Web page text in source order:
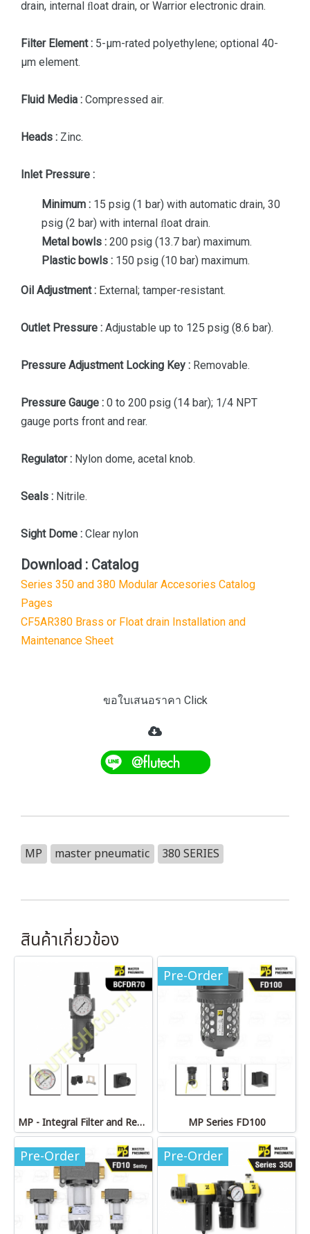
drain, internal ﬂoat drain, or Warrior electronic drain.
Filter Element : 5-µm-rated polyethylene; optional 40-
µm element.
Fluid Media : Compressed air.
Heads : Zinc.
Inlet Pressure :
Minimum : 15 psig (1 bar) with automatic drain, 30
psig (2 bar) with internal ﬂoat drain.
Metal bowls : 200 psig (13.7 bar) maximum.
Plastic bowls : 150 psig (10 bar) maximum.
Oil Adjustment : External; tamper-resistant.
Outlet Pressure : Adjustable up to 125 psig (8.6 bar).
Pressure Adjustment Locking Key : Removable.
Pressure Gauge : 0 to 200 psig (14 bar); 1/4 NPT
gauge ports front and rear.
Regulator : Nylon dome, acetal knob.
Seals : Nitrile.
Sight Dome : Clear nylon
Download : Catalog
Series 350 and 380 Modular Accesories Catalog
Pages
CF5AR380 Brass or Float drain Installation and
Maintenance Sheet
ขอใบเสนอราคา Click
MP master pneumatic 380 SERIES
สินค้าเกี่ยวข้อง
MP - Integral Filter and Regulator (BCFDR70)
Pre-Order
MP Series FD100
Pre-Order Pre-Order